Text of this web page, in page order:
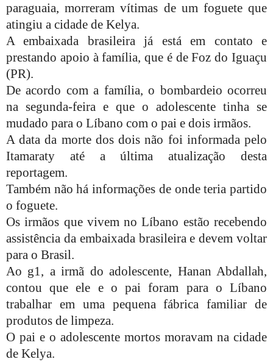
paraguaia, morreram vítimas de um foguete que
atingiu a cidade de Kelya.
A embaixada brasileira já está em contato e
prestando apoio à família, que é de Foz do Iguaçu
(PR).
De acordo com a família, o bombardeio ocorreu
na segunda-feira e que o adolescente tinha se
mudado para o Líbano com o pai e dois irmãos.
A data da morte dos dois não foi informada pelo
Itamaraty até a última atualização desta
reportagem.
Também não há informações de onde teria partido
o foguete.
Os irmãos que vivem no Líbano estão recebendo
assistência da embaixada brasileira e devem voltar
para o Brasil.
Ao g1, a irmã do adolescente, Hanan Abdallah,
contou que ele e o pai foram para o Líbano
trabalhar em uma pequena fábrica familiar de
produtos de limpeza.
O pai e o adolescente mortos moravam na cidade
de Kelya.